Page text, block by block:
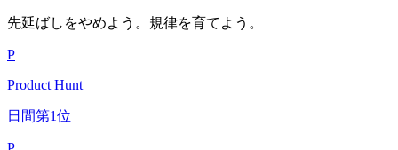
先延ばしをやめよう。規律を育てよう。
P
Product Hunt
日間第1位